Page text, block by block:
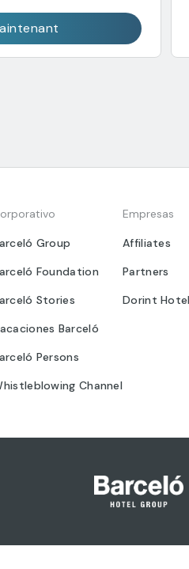
Group
Foundation
Stories
Barceló
Persons
Channel
Empresas
Affiliates
Partners
Dorint